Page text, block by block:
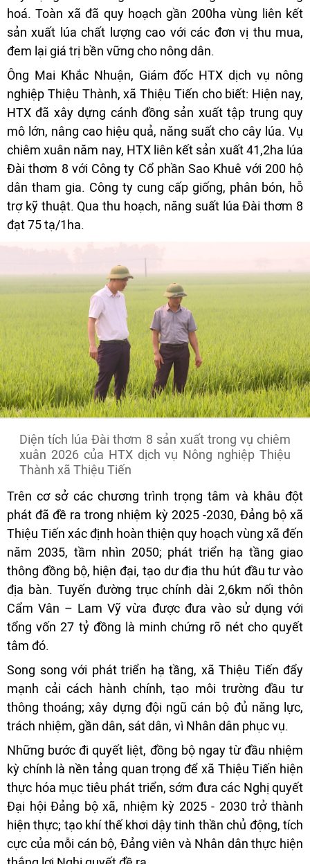
hoá. Toàn xã đã quy hoạch gần 200ha vùng liên kết
sản xuất lúa chất lượng cao với các đơn vị thu mua,
đem lại giá trị bền vững cho nông dân.
Ông Mai Khắc Nhuận, Giám đốc HTX dịch vụ nông
nghiệp Thiệu Thành, xã Thiệu Tiến cho biết: Hiện nay,
HTX đã xây dựng cánh đồng sản xuất tập trung quy
mô lớn, nâng cao hiệu quả, năng suất cho cây lúa. Vụ
chiêm xuân năm nay, HTX liên kết sản xuất 41,2ha lúa
Đài thơm 8 với Công ty Cổ phần Sao Khuê với 200 hộ
dân tham gia. Công ty cung cấp giống, phân bón, hỗ
trợ kỹ thuật. Qua thu hoạch, năng suất lúa Đài thơm 8
đạt 75 tạ/1ha.
Diện tích lúa Đài thơm 8 sản xuất trong vụ chiêm
xuân 2026 của HTX dịch vụ Nông nghiệp Thiệu
Thành xã Thiệu Tiến
Trên cơ sở các chương trình trọng tâm và khâu đột
phát đã đề ra trong nhiệm kỳ 2025 -2030, Đảng bộ xã
Thiệu Tiến xác định hoàn thiện quy hoạch vùng xã đến
năm 2035, tầm nhìn 2050; phát triển hạ tầng giao
thông đồng bộ, hiện đại, tạo dư địa thu hút đầu tư vào
địa bàn. Tuyến đường trục chính dài 2,6km nối thôn
Cẩm Vân – Lam Vỹ vừa được đưa vào sử dụng với
tổng vốn 27 tỷ đồng là minh chứng rõ nét cho quyết
tâm đó.
Song song với phát triển hạ tầng, xã Thiệu Tiến đẩy
mạnh cải cách hành chính, tạo môi trường đầu tư
thông thoáng; xây dựng đội ngũ cán bộ đủ năng lực,
trách nhiệm, gần dân, sát dân, vì Nhân dân phục vụ.
Những bước đi quyết liệt, đồng bộ ngay từ đầu nhiệm
kỳ chính là nền tảng quan trọng để xã Thiệu Tiến hiện
thực hóa mục tiêu phát triển, sớm đưa các Nghị quyết
Đại hội Đảng bộ xã, nhiệm kỳ 2025 - 2030 trở thành
hiện thực; tạo khí thế khơi dậy tinh thần chủ động, tích
cực của mỗi cán bộ, Đảng viên và Nhân dân thực hiện